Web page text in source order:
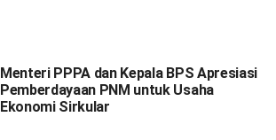
Menteri PPPA dan Kepala BPS Apresiasi
Pemberdayaan PNM untuk Usaha
Ekonomi Sirkular